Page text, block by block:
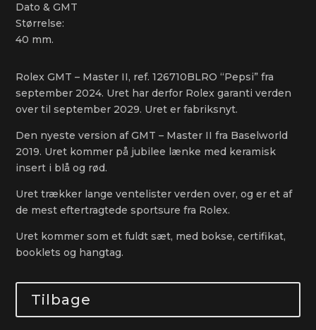
Dato & GMT
Størrelse:
40 mm.
Rolex GMT – Master II, ref. 126710BLRO “Pepsi” fra
september 2024. Uret har derfor Rolex garanti verden
over til september 2029. Uret er fabriksnyt.
Den nyeste version af GMT – Master II fra Baselworld
2019. Uret kommer på jubilee lænke med keramisk
insert i blå og rød.
Uret trækker lange ventelister verden over, og er et af
de mest eftertragtede sportsure fra Rolex.
Uret kommer som et fuldt sæt, med bokse, certifikat,
booklets og hangtag.
Tilbage